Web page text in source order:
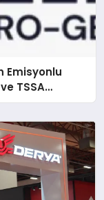
Emisyonlu
TSSA